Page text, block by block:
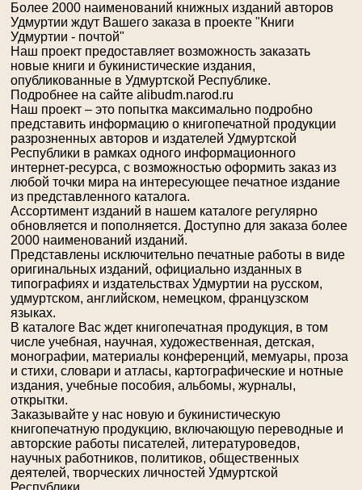
Более 2000 наименований книжных изданий авторов
Удмуртии ждут Вашего заказа в проекте "Книги
Удмуртии - почтой"
Наш проект предоставляет возможность заказать
новые книги и букинистические издания,
опубликованные в Удмуртской Республике.
Подробнее на сайте alibudm.narod.ru
Наш проект – это попытка максимально подробно
представить информацию о книгопечатной продукции
разрозненных авторов и издателей Удмуртской
Республики в рамках одного информационного
интернет-ресурса, с возможностью оформить заказ из
любой точки мира на интересующее печатное издание
из представленного каталога.
Ассортимент изданий в нашем каталоге регулярно
обновляется и пополняется. Доступно для заказа более
2000 наименований изданий.
Представлены исключительно печатные работы в виде
оригинальных изданий, официально изданных в
типографиях и издательствах Удмуртии на русском,
удмуртском, английском, немецком, французском
языках.
В каталоге Вас ждет книгопечатная продукция, в том
числе учебная, научная, художественная, детская,
монографии, материалы конференций, мемуары, проза
и стихи, словари и атласы, картографические и нотные
издания, учебные пособия, альбомы, журналы,
открытки.
Заказывайте у нас новую и букинистическую
книгопечатную продукцию, включающую переводные и
авторские работы писателей, литературоведов,
научных работников, политиков, общественных
деятелей, творческих личностей Удмуртской